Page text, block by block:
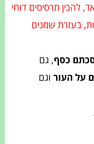
להכין תרסיסים דוחי
בעזרת שמנים
כסף, גם
על העור וגם